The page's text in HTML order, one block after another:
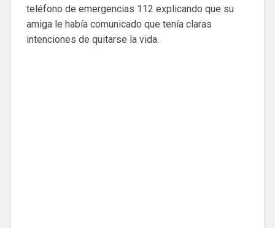
teléfono de emergencias 112 explicando que su
amiga le había comunicado que tenía claras
intenciones de quitarse la vida.